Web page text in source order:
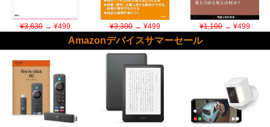
¥3,630→ ¥499 ¥3,300→ ¥499 ¥1,100→ ¥499
Amazonデバイスサマーセール